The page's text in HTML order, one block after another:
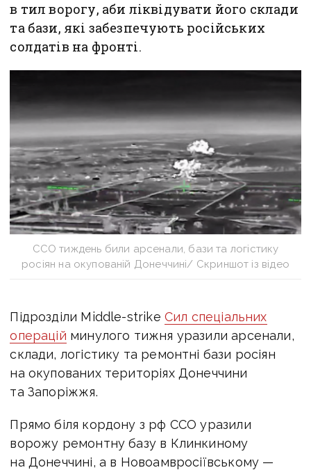
в тил ворогу, аби ліквідувати його склади
та бази, які забезпечують російських
солдатів на фронті.
ССО тиждень били арсенали, бази та логістику
росіян на окупованій Донеччині/ Скриншот із відео
Підрозділи Middle-strike Сил спеціальних
операцій минулого тижня уразили арсенали,
склади, логістику та ремонтні бази росіян
на окупованих територіях Донеччини
та Запоріжжя.
Прямо біля кордону з рф ССО уразили
ворожу ремонтну базу в Клинкиному
на Донеччині, а в Новоамвросіївському —